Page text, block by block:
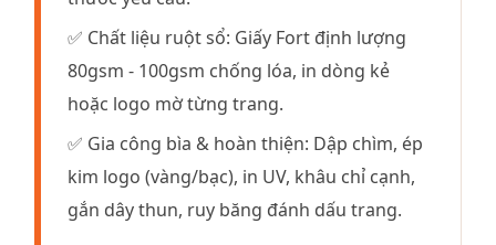
✅ Chất liệu ruột sổ: Giấy Fort định lượng
80gsm - 100gsm chống lóa, in dòng kẻ
hoặc logo mờ từng trang.
✅ Gia công bìa & hoàn thiện: Dập chìm, ép
kim logo (vàng/bạc), in UV, khâu chỉ cạnh,
gắn dây thun, ruy băng đánh dấu trang.